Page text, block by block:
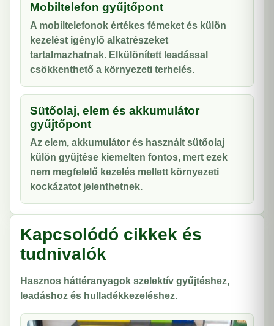
Mobiltelefon gyűjtőpont
A mobiltelefonok értékes fémeket és külön
kezelést igénylő alkatrészeket
tartalmazhatnak. Elkülönített leadással
csökkenthető a környezeti terhelés.
Sütőolaj, elem és akkumulátor
gyűjtőpont
Az elem, akkumulátor és használt sütőolaj
külön gyűjtése kiemelten fontos, mert ezek
nem megfelelő kezelés mellett környezeti
kockázatot jelenthetnek.
Kapcsolódó cikkek és
tudnivalók
Hasznos háttéranyagok szelektív gyűjtéshez,
leadáshoz és hulladékkezeléshez.